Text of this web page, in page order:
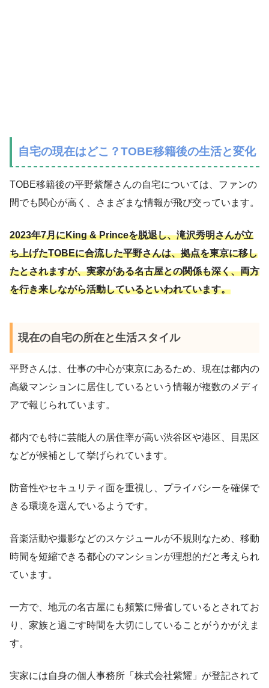
自宅の現在はどこ？TOBE移籍後の生活と変化
TOBE移籍後の平野紫耀さんの自宅については、ファンの
間でも関心が高く、さまざまな情報が飛び交っています。
2023年7月にKing & Princeを脱退し、滝沢秀明さんが立
ち上げたTOBEに合流した平野さんは、拠点を東京に移し
たとされますが、実家がある名古屋との関係も深く、両方
を行き来しながら活動しているといわれています。
現在の自宅の所在と生活スタイル
平野さんは、仕事の中心が東京にあるため、現在は都内の
高級マンションに居住しているという情報が複数のメディ
アで報じられています。
都内でも特に芸能人の居住率が高い渋谷区や港区、目黒区
などが候補として挙げられています。
防音性やセキュリティ面を重視し、プライバシーを確保で
きる環境を選んでいるようです。
音楽活動や撮影などのスケジュールが不規則なため、移動
時間を短縮できる都心のマンションが理想的だと考えられ
ています。
一方で、地元の名古屋にも頻繁に帰省しているとされてお
り、家族と過ごす時間を大切にしていることがうかがえま
す。
実家には自身の個人事務所「株式会社紫耀」が登記されて